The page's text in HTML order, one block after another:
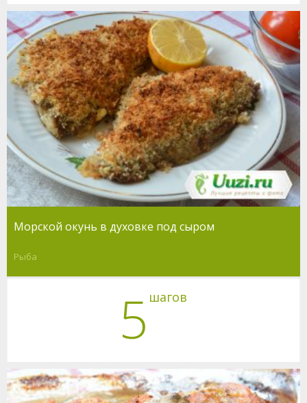
Морской окунь в духовке под сыром
Рыба
5 шагов